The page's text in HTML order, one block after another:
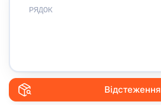
Відстеження